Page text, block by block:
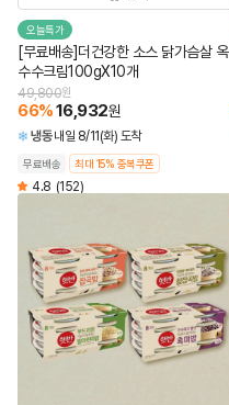
오늘특가
[무료배송]더건강한 소스 닭가슴살 옥
수수크림100gX10개
49,800원
66%16,932원
냉동 내일 8/11(화) 도착
무료배송 최대 15% 중복쿠폰
4.8 (152)